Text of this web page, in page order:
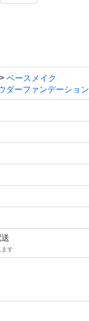
ベースメイク
ダーファンデーション
ます